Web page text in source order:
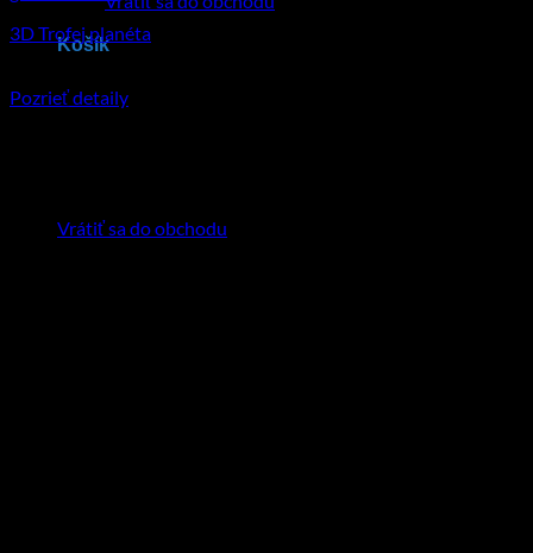
Košík
Vrátiť sa do obchodu
3D Trofej planéta
Pozrieť detaily